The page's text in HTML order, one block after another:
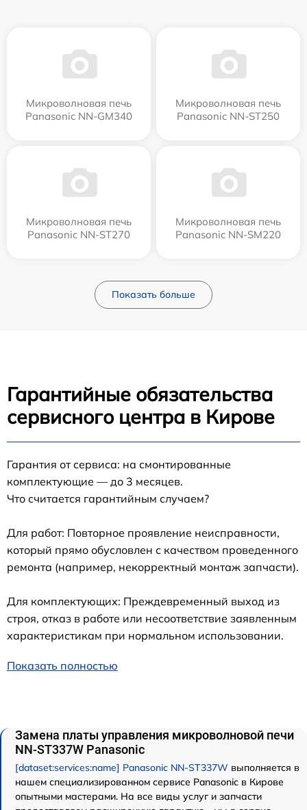
Микроволновая печь
Panasonic NN-GM340
Микроволновая печь
Panasonic NN-ST250
Микроволновая печь
Panasonic NN-ST270
Микроволновая печь
Panasonic NN-SM220
Показать больше
Гарантийные обязательства
сервисного центра в Кирове
Гарантия от сервиса: на смонтированные
комплектующие — до 3 месяцев.
Что считается гарантийным случаем?
Для работ: Повторное проявление неисправности,
который прямо обусловлен с качеством проведенного
ремонта (например, некорректный монтаж запчасти).
Для комплектующих: Преждевременный выход из
строя, отказ в работе или несоответствие заявленным
характеристикам при нормальном использовании.
Показать полностью
Замена платы управления микроволновой печи
NN-ST337W Panasonic
[dataset:services:name] Panasonic NN-ST337W выполняется в
нашем специализированном сервисе Panasonic в Кирове
опытными мастерами. На все виды услуг и запчасти